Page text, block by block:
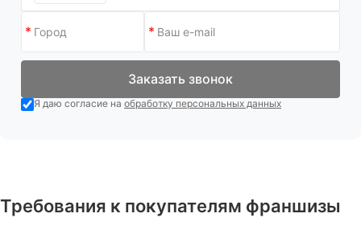
Заказать звонок
Я даю согласие на обработку персональных данных
Требования к покупателям франшизы